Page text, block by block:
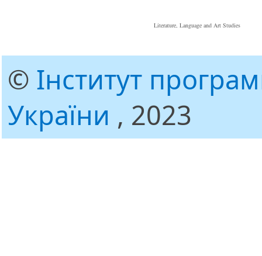
Literature, Language and Art Studies
© Інститут
України , 2023